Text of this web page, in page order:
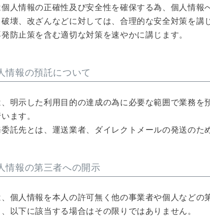
人情報の正確性及び安全性を確保する為、個人情報
壊、改ざんなどに対しては、合理的な安全対策を
防止策を含む適切な対策を速やかに講じます。
情報の預託について
明示した利用目的の達成の為に必要な範囲で業務
ます。
委託先とは、運送業者、ダイレクトメールの発送の
情報の第三者への開示
個人情報を本人の許可無く他の事業者や個人などの
以下に該当する場合はその限りではありません。